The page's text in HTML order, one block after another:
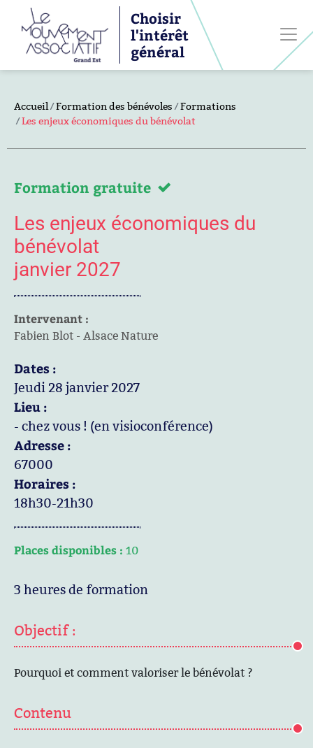
Choisir
l'intérêt
général
Accueil Formation des bénévoles
Formations
Les enjeux économiques du bénévolat
Formation gratuite
Les enjeux économiques du
bénévolat
janvier 2027
Intervenant :
Fabien Blot - Alsace Nature
Dates :
Jeudi 28 janvier 2027
Lieu :
- chez vous ! (en visioconférence)
Adresse :
67000
Horaires :
18h30-21h30
Places disponibles : 10
3 heures de formation
Objectif :
Pourquoi et comment valoriser le bénévolat ?
Contenu